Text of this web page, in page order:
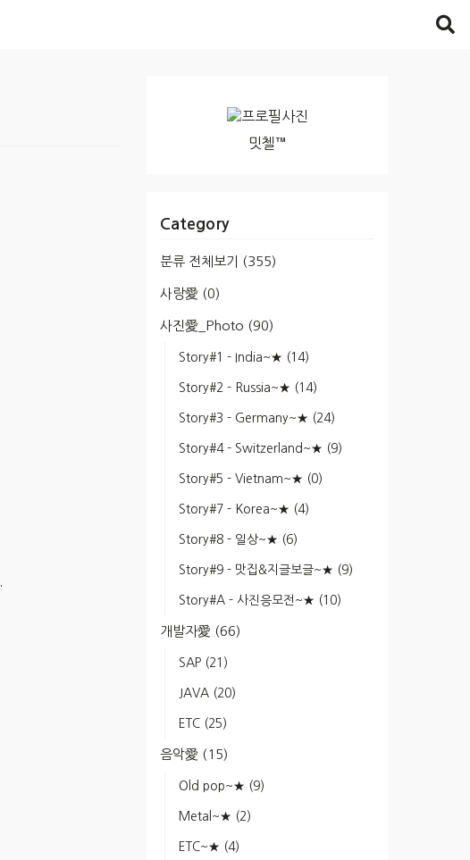
밋첼™
Category
분류 전체보기 (355)
사랑愛 (0)
사진愛_Photo (90)
Story#1 - India~★ (14)
Story#2 - Russia~★ (14)
Story#3 - Germany~★ (24)
Story#4 - Switzerland~★ (9)
Story#5 - Vietnam~★ (0)
Story#7 - Korea~★ (4)
Story#8 - 일상~★ (6)
Story#9 - 맛집&지글보글~★ (9)
Story#A - 사진응모전~★ (10)
개발자愛 (66)
SAP (21)
JAVA (20)
ETC (25)
음악愛 (15)
Old pop~★ (9)
Metal~★ (2)
ETC~★ (4)